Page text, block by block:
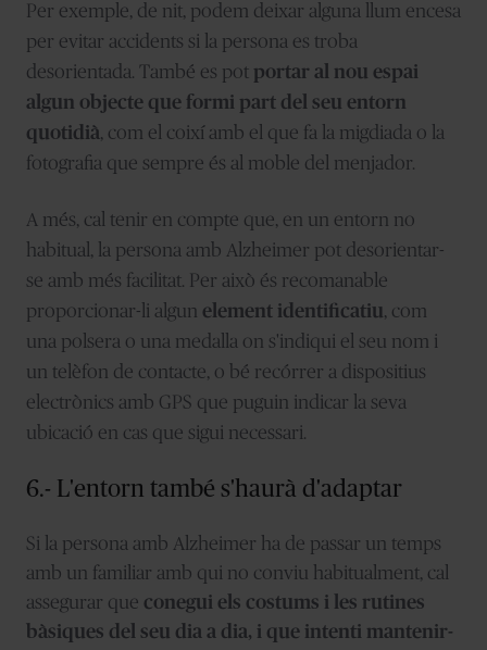
Per exemple, de nit, podem deixar alguna llum encesa
per evitar accidents si la persona es troba
desorientada. També es pot portar al nou espai
algun objecte que formi part del seu entorn
quotidià, com el coixí amb el que fa la migdiada o la
fotografia que sempre és al moble del menjador.
A més, cal tenir en compte que, en un entorn no
habitual, la persona amb Alzheimer pot desorientar-
se amb més facilitat. Per això és recomanable
proporcionar-li algun element identificatiu, com
una polsera o una medalla on s'indiqui el seu nom i
un telèfon de contacte, o bé recórrer a dispositius
electrònics amb GPS que puguin indicar la seva
ubicació en cas que sigui necessari.
6.- L'entorn també s'haurà d'adaptar
Si la persona amb Alzheimer ha de passar un temps
amb un familiar amb qui no conviu habitualment, cal
assegurar que conegui els costums i les rutines
bàsiques del seu dia a dia, i que intenti mantenir-